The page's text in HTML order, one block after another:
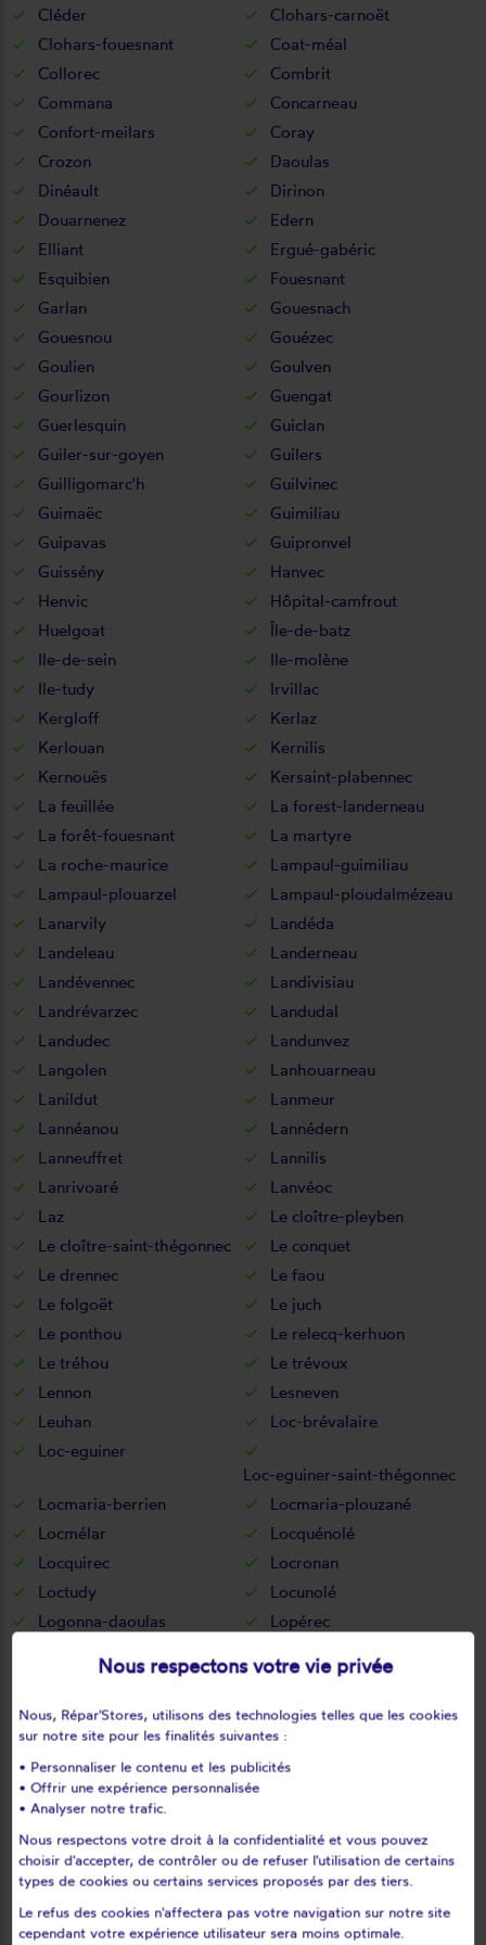
Cléder
Clohars-carnoët
Clohars-fouesnant
Coat-méal
Collorec
Combrit
Commana
Concarneau
Confort-meilars
Coray
Crozon
Daoulas
Dinéault
Dirinon
Douarnenez
Edern
Elliant
Ergué-gabéric
Esquibien
Fouesnant
Garlan
Gouesnach
Gouesnou
Gouézec
Goulien
Goulven
Gourlizon
Guengat
Guerlesquin
Guiclan
Guiler-sur-goyen
Guilers
Guilligomarc'h
Guilvinec
Guimaëc
Guimiliau
Guipavas
Guipronvel
Guissény
Hanvec
Henvic
Hôpital-camfrout
Huelgoat
Île-de-batz
Ile-de-sein
Ile-molène
Ile-tudy
Irvillac
Kergloff
Kerlaz
Kerlouan
Kernilis
Kernouës
Kersaint-plabennec
La feuillée
La forest-landerneau
La forêt-fouesnant
La martyre
La roche-maurice
Lampaul-guimiliau
Lampaul-plouarzel
Lampaul-ploudalmézeau
Lanarvily
Landéda
Landeleau
Landerneau
Landévennec
Landivisiau
Landrévarzec
Landudal
Landudec
Landunvez
Langolen
Lanhouarneau
Lanildut
Lanmeur
Lannéanou
Lannédern
Lanneuffret
Lannilis
Lanrivoaré
Lanvéoc
Laz
Le cloître-pleyben
Le cloître-saint-thégonnec
Le conquet
Le drennec
Le faou
Le folgoët
Le juch
Le ponthou
Le relecq-kerhuon
Le tréhou
Le trévoux
Lennon
Lesneven
Leuhan
Loc-brévalaire
Loc-eguiner
Loc-eguiner-saint-thégonnec
Locmaria-berrien
Locmaria-plouzané
Locmélar
Locquénolé
Locquirec
Locronan
Loctudy
Locunolé
Logonna-daoulas
Lopérec
Mahalon
Melgven
Mellac
Mespaul
Milizac
Moëlan-sur-mer
Morlaix
Motreff
Penmarch
Peumerit
Peumérit
Plabennec
Pleuven
Pleyben
Nous respectons votre vie privée
Nous, Répar'Stores, utilisons des technologies telles que les cookies
sur notre site pour les finalités suivantes :
• Personnaliser le contenu et les publicités
• Offrir une expérience personnalisée
• Analyser notre trafic.
Nous respectons votre droit à la confidentialité et vous pouvez
choisir d'accepter, de contrôler ou de refuser l'utilisation de certains
types de cookies ou certains services proposés par des tiers.
Le refus des cookies n'affectera pas votre navigation sur notre site
cependant votre expérience utilisateur sera moins optimale.